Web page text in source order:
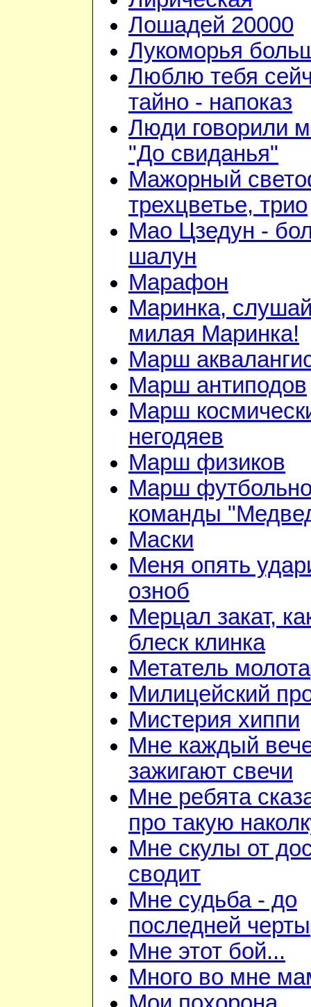
Лошадей 20000
Лукоморья
Люблю тебя
тайно - напоказ
Люди говорили
"До свиданья"
Мажорный
трехцветье, трио
Мао Цзедун -
шалун
Марафон
Маринка,
милая Маринка!
Марш
Марш антиподов
Марш
негодяев
Марш физиков
Марш
команды
Маски
Меня опять
озноб
Мерцал закат,
блеск клинка
Метатель молота
Милицейский
Мистерия хиппи
Мне каждый
зажигают свечи
Мне ребята
про такую
Мне скулы от
сводит
Мне судьба - до
последней черты
Мне этот бой...
Много во мне